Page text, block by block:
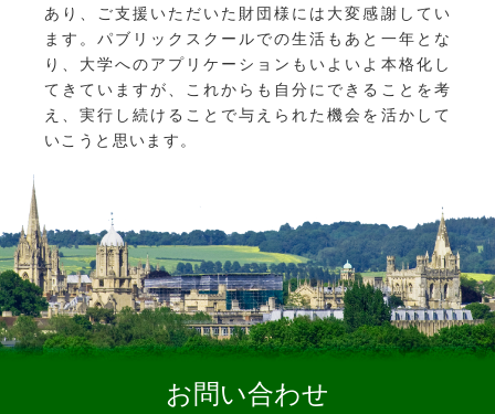
あり、ご支援いただいた財団様には大変感謝してい
ます。パブリックスクールでの生活もあと一年とな
り、大学へのアプリケーションもいよいよ本格化し
てきていますが、これからも自分にできることを考
え、実行し続けることで与えられた機会を活かして
いこうと思います。
お問い合わせ